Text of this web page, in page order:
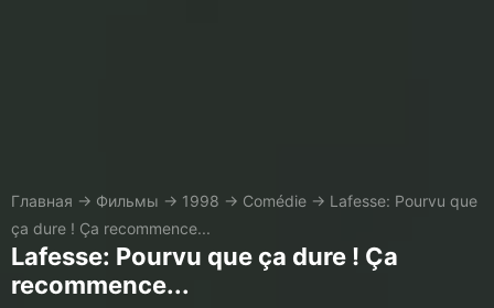
Главная → Фильмы → 1998 → Comédie → Lafesse: Pourvu que
ça dure ! Ça recommence...
Lafesse: Pourvu que ça dure ! Ça
recommence...